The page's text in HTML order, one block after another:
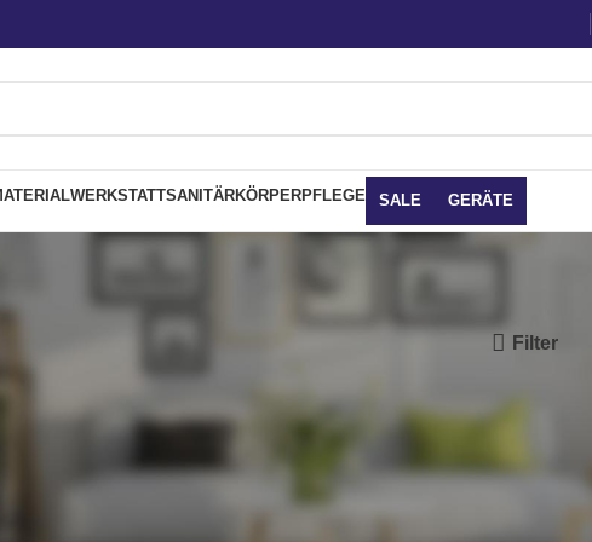
WERKSTATTSANITÄRKÖRPERPFLEGE SALE GERÄTE
Filter